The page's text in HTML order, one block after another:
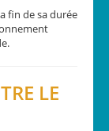
fin de sa durée
LE